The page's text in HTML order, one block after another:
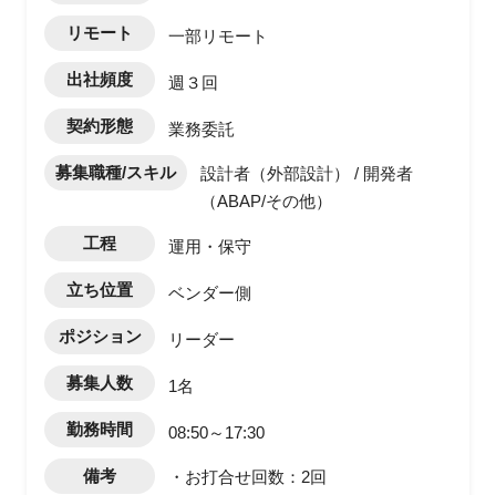
リモート 一部リモート
出社頻度 週３回
契約形態 業務委託
募集職種/スキル
設計者（外部設計） / 開発者
（ABAP/その他）
工程 運用・保守
立ち位置 ベンダー側
ポジション リーダー
募集人数 1名
勤務時間 08:50～17:30
備考
・お打合せ回数：2回